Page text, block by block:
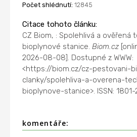
Počet shlédnutí: 12845
Citace tohoto článku:
CZ Biom, : Spolehlivá a ověřená
bioplynové stanice.Biom.cz
2026-08-08]. Dostupné z WWW:
<https://biom.cz/cz-pestovani-
clanky/spolehliva-a-overena-
bioplynove-stanice>. ISSN: 1801-
komentáře: